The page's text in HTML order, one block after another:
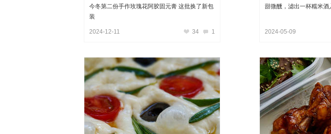
今冬第二份手作玫瑰花阿胶固元膏 这批换了新包
装
2024-12-11 34 1
甜微醺，滤出一杯糯米酒
2024-05-09